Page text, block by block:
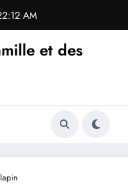
AM
et des